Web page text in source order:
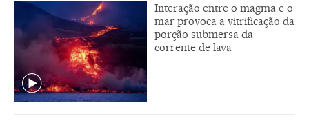
Interação entre o magma e o
mar provoca a vitrificação da
porção submersa da
corrente de lava